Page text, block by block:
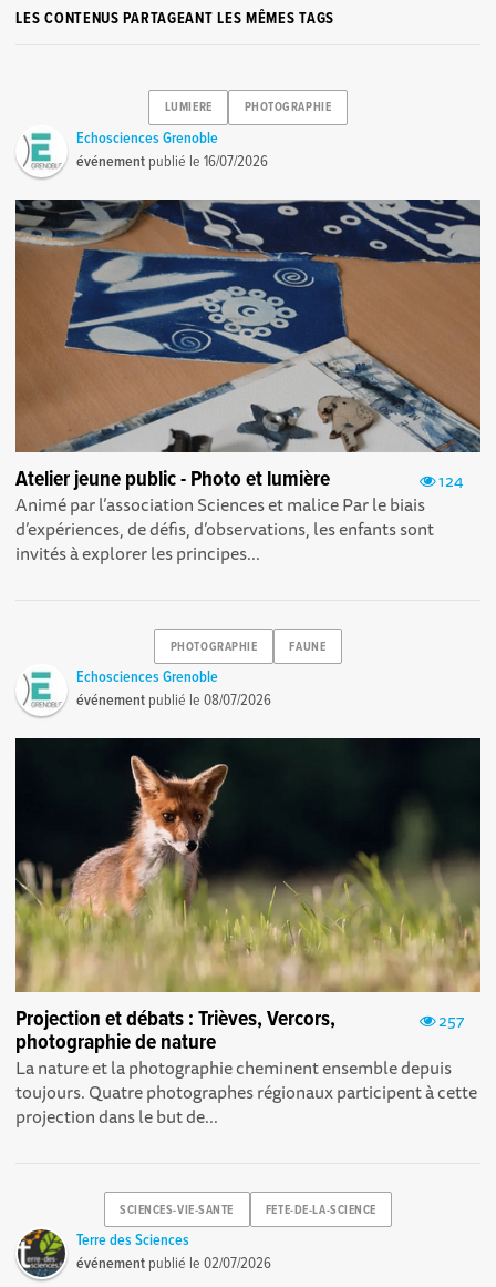
LES CONTENUS PARTAGEANT LES MÊMES TAGS
LUMIERE PHOTOGRAPHIE
Echosciences Grenoble
événement publié le16/07/2026
124
Atelier jeune public - Photo et lumière
Animé par l’association Sciences et malice Par le biais
d’expériences, de défis, d’observations, les enfants sont
invités à explorer les principes...
PHOTOGRAPHIE FAUNE
Echosciences Grenoble
événement publié le08/07/2026
257
Projection et débats : Trièves, Vercors,
photographie de nature
La nature et la photographie cheminent ensemble depuis
toujours. Quatre photographes régionaux participent à cette
projection dans le but de...
SCIENCES-VIE-SANTE FETE-DE-LA-SCIENCE
Terre des Sciences
événement publié le02/07/2026